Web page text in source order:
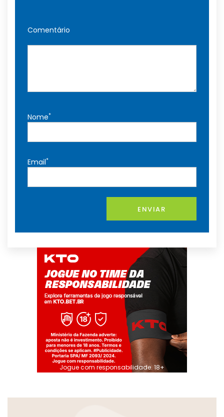
Comentário
Nome*
Email*
ENVIAR
Jogue com responsabilidade. 18+